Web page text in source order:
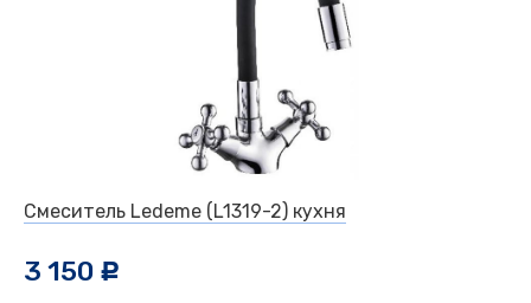
Смеситель Ledeme (L1319-2) кухня
3 150 c